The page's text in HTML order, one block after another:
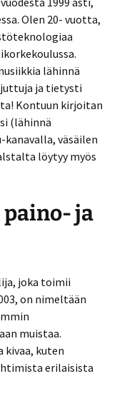
Olen 20- vuotta,
lähinnä
ja tietysti
Kontuun kirjoitan
(lähinnä
kanavalla, väsäilen
löytyy myös
paino- ja
joka toimii
on nimeltään
muistaa.
kivaa, kuten
erilaisista